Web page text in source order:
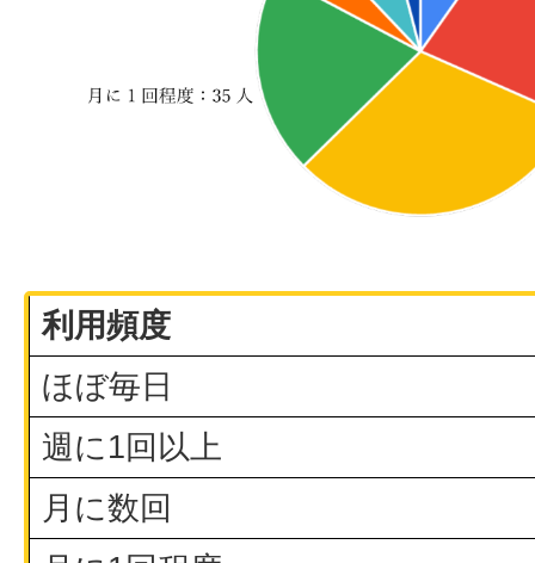
利用頻度
ほぼ毎日
週に1回以上
月に数回